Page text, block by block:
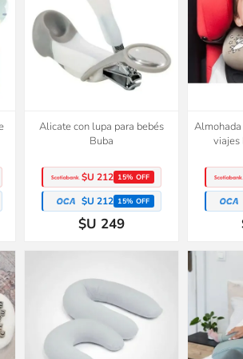
Alicate con lupa para bebés
Buba
$U 212 15% OFF
$U 212 15% OFF
$U 249
viajes